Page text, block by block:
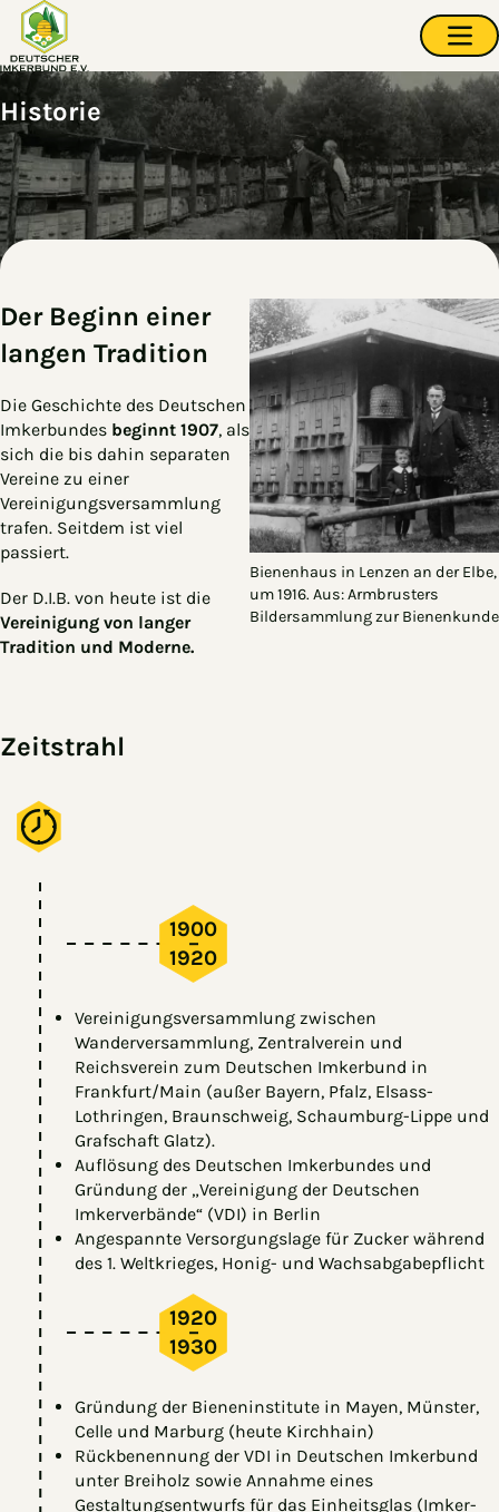
Zum Hauptinhalt springen
Historie
Der Beginn einer
langen Tradition
Die Geschichte des Deutschen
Imkerbundes beginnt 1907, als
sich die bis dahin separaten
Vereine zu einer
Vereinigungsversammlung
trafen. Seitdem ist viel
passiert.
Der D.I.B. von heute ist die
Vereinigung von langer
Tradition und Moderne.
Bienenhaus in Lenzen an der Elbe,
um 1916. Aus: Armbrusters
Bildersammlung zur Bienenkunde
Zeitstrahl
1900
–
1920
Vereinigungsversammlung zwischen
Wanderversammlung, Zentralverein und
Reichsverein zum Deutschen Imkerbund in
Frankfurt/Main (außer Bayern, Pfalz, Elsass-
Lothringen, Braunschweig, Schaumburg-Lippe und
Grafschaft Glatz).
Auflösung des Deutschen Imkerbundes und
Gründung der „Vereinigung der Deutschen
Imkerverbände“ (VDI) in Berlin
Angespannte Versorgungslage für Zucker während
des 1. Weltkrieges, Honig- und Wachsabgabepflicht
1920
–
1930
Gründung der Bieneninstitute in Mayen, Münster,
Celle und Marburg (heute Kirchhain)
Rückbenennung der VDI in Deutschen Imkerbund
unter Breiholz sowie Annahme eines
Gestaltungsentwurfs für das Einheitsglas (Imker-